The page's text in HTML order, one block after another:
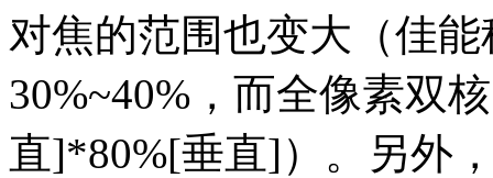
对焦的范围也变大（佳
30%~40%，而全像素双
直]*80%[垂直]）。另外